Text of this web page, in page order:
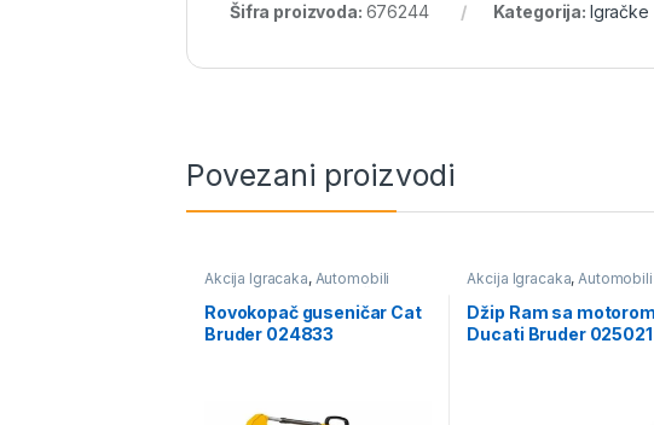
Šifra proizvoda: 676244 Kategorija: Igračke
Povezani proizvodi
Akcija Igracaka, Automobili
avioni i helikopteri
Rovokopač guseničar Cat
Bruder 024833
Akcija Igracaka,Automobili
avioni i helikopteri
Džip Ram sa motorom
Ducati Bruder 025021